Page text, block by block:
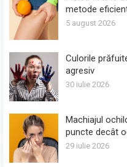
metode
5 august 2026
Culorile
agresiv
30 iulie 2026
Machiajul
puncte decât
29 iulie 2026